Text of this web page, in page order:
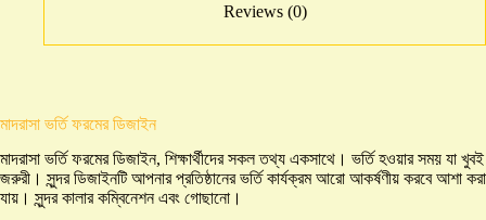
Reviews (0)
মাদরাসা ভর্তি ফরমের ডিজাইন
মাদরাসা ভর্তি ফরমের ডিজাইন, শিক্ষার্থীদের সকল তথ্য একসাথে। ভর্তি হওয়ার সময় যা খুবই
জরুরী। সুন্দর ডিজাইনটি আপনার প্রতিষ্ঠানের ভর্তি কার্যক্রম আরো আকর্ষণীয় করবে আশা করা
যায়। সুন্দর কালার কম্বিনেশন এবং গোছানো।